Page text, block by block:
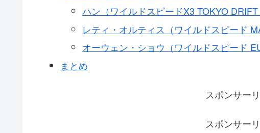
ハン（ワイルドスピードX3 TOKYO DRIFT
レティ・オルティス（ワイルドスピード
オーウェン・ショウ（ワイルドスピード
まとめ
スポンサー
スポンサー